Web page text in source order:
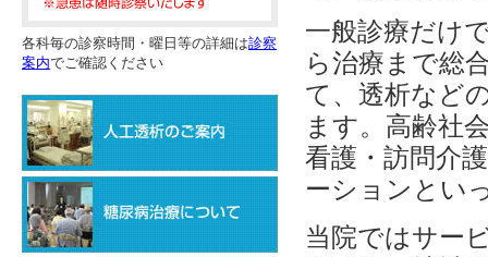
一般診療だけ
ら治療まで総
て、透析など
ます。高齢社
看護・訪問介
ーションとい
当院ではサー
各科毎の診察時間・曜日等の詳細は診察
案内でご確認ください